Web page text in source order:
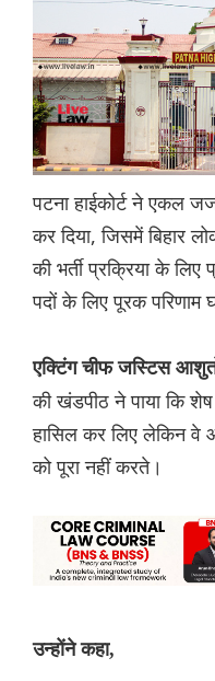
पटना हाईकोर्ट ने एकल
कर दिया, जिसमें बिहार
की भर्ती प्रक्रिया के लिए
पदों के लिए पूरक परिणाम
एक्टिंग चीफ जस्टिस
की खंडपीठ ने पाया कि
हासिल कर लिए लेकिन वे
को पूरा नहीं करते।
उन्होंने कहा,